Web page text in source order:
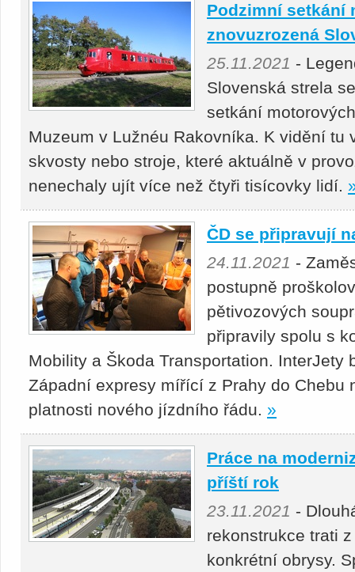
Podzimní setkání
znovuzrozená
25.11.2021 -
Slovenská strela
setkání
Muzeum v Lužnéu Rakovníka. K vidění tu
skvosty nebo stroje, které aktuálně v
nenechaly ujít více než čtyři tisícovky lidí.
ČD se připravují
24.11.2021 -
postupně
pětivozových
připravily spolu s
Mobility a Škoda Transportation. InterJety
Západní expresy mířící z Prahy do Chebu
platnosti nového jízdního řádu. »
Práce na
příští rok
23.11.2021 -
rekonstrukce trati
konkrétní obrysy.